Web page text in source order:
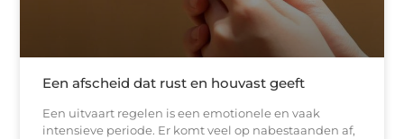
Een afscheid dat rust en houvast geeft
Een uitvaart regelen is een emotionele en vaak
intensieve periode. Er komt veel op nabestaanden af,